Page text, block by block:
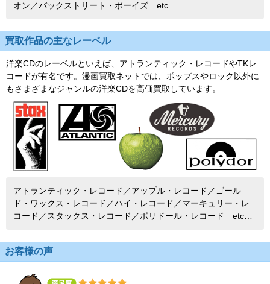
オン／バックストリート・ボーイズ etc…
買取作品の主なレーベル
洋楽CDのレーベルといえば、アトランティック・レコードやTKレ
コードが有名です。漫画買取ネットでは、ポップスやロック以外に
もさまざまなジャンルの洋楽CDを高価買取しています。
アトランティック・レコード／アップル・レコード／ゴール
ド・ワックス・レコード／ハイ・レコード／マーキュリー・レ
コード／スタックス・レコード／ポリドール・レコード etc…
お客様の声